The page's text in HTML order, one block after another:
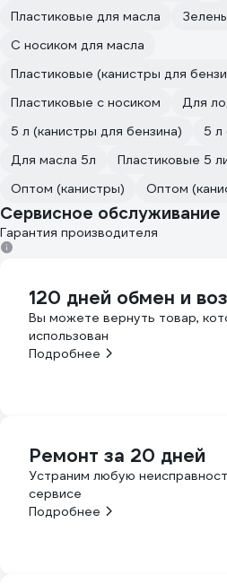
Пластиковые для масла
С носиком для масла
Пластиковые (канистры для
Пластиковые с носиком
Для
5 л (канистры для бензина)
5 л
Для масла 5л
Пластиковые 5
Оптом (канистры)
Оптом
Сервисное обслуживание
Гарантия производителя
120 дней обмен и
Вы можете вернуть товар,
использован
Подробнее
Ремонт за 20 дней
Устраним любую
сервисе
Подробнее